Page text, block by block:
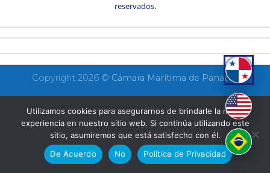
reservados.
Copyright 2026 © Cámara Marítima de Panamá
Utilizamos cookies para asegurarnos de brindarle la mejor
experiencia en nuestro sitio web. Si continúa utilizando este
sitio, asumiremos que está satisfecho con él.
De Acuerdo
No Política de Privacidad